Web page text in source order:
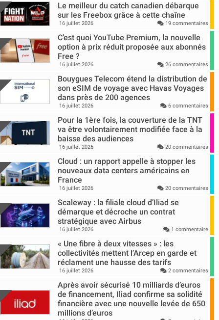
Le meilleur du catch canadien débarque
sur les Freebox grâce à cette chaîne
16 juillet 2026 19 commentaires
C’est quoi YouTube Premium, la nouvelle
option à prix réduit proposée aux abonnés
Free ?
16 juillet 2026 26 commentaires
Bouygues Telecom étend la distribution de
son eSIM de voyage avec Havas Voyages
dans près de 200 agences
16 juillet 2026 6 commentaires
Pour la 1ère fois, la couverture de la TNT
va être volontairement modifiée face à la
baisse des audiences
16 juillet 2026 20 commentaires
Cloud : un rapport appelle à stopper les
nouveaux data centers américains en
France
16 juillet 2026 20 commentaires
Scaleway : la filiale cloud d’Iliad se
démarque et décroche un contrat
stratégique avec Airbus
16 juillet 2026 1 commentaire
« Une fibre à deux vitesses » : les
collectivités mettent l’Arcep en garde et
réclament une hausse des tarifs
16 juillet 2026 2 commentaires
Après avoir sécurisé 10 milliards d’euros
de financement, Iliad confirme sa solidité
financière avec une nouvelle levée de 650
millions d’euros